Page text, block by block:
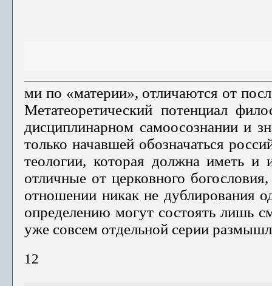
ми по «материи», отличаются от
Метатеоретический потенциал
дисциплинарном самоосо­знании и
только начавшей обозначаться
теологии, которая должна иметь и
отличные от церковного
отношении никак не дублирования
определению могут состоять лишь
уже совсем отдельной серии
12